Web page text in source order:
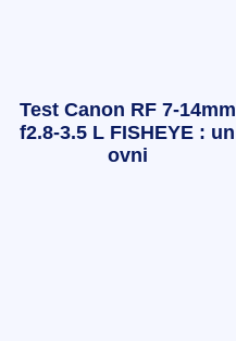
Test Canon RF 7-14mm
f2.8-3.5 L FISHEYE : un
ovni